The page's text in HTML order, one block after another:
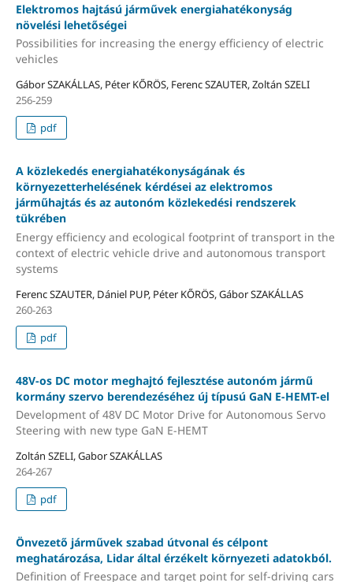
Elektromos hajtású járművek energiahatékonyság
növelési lehetőségei
Possibilities for increasing the energy efficiency of electric
vehicles
Gábor SZAKÁLLAS, Péter KŐRÖS, Ferenc SZAUTER, Zoltán SZELI
256-259
pdf
A közlekedés energiahatékonyságának és
környezetterhelésének kérdései az elektromos
járműhajtás és az autonóm közlekedési rendszerek
tükrében
Energy efficiency and ecological footprint of transport in the
context of electric vehicle drive and autonomous transport
systems
Ferenc SZAUTER, Dániel PUP, Péter KŐRÖS, Gábor SZAKÁLLAS
260-263
pdf
48V-os DC motor meghajtó fejlesztése autonóm jármű
kormány szervo berendezéséhez új típusú GaN E-HEMT-el
Development of 48V DC Motor Drive for Autonomous Servo
Steering with new type GaN E-HEMT
Zoltán SZELI, Gabor SZAKÁLLAS
264-267
pdf
Önvezető járművek szabad útvonal és célpont
meghatározása, Lidar által érzékelt környezeti adatokból.
Definition of Freespace and target point for self-driving cars